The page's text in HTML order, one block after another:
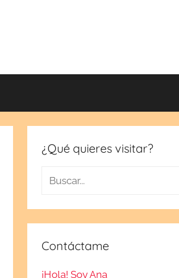
¿Qué quieres visitar?
Buscar:
Contáctame
¡Hola! Soy Ana